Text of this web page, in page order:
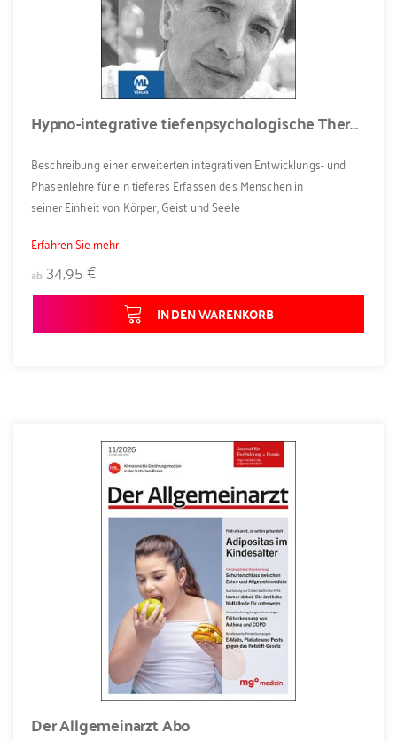
Hypno-integrative tiefenpsychologische Therapie - Grundlagen der H.I.T.T.®
Beschreibung einer erweiterten integrativen Entwicklungs- und
Phasenlehre für ein tieferes Erfassen des Menschen in
seiner Einheit von Körper, Geist und Seele
Erfahren Sie mehr
ab 34,95 €
IN DEN WARENKORB
Der Allgemeinarzt Abo